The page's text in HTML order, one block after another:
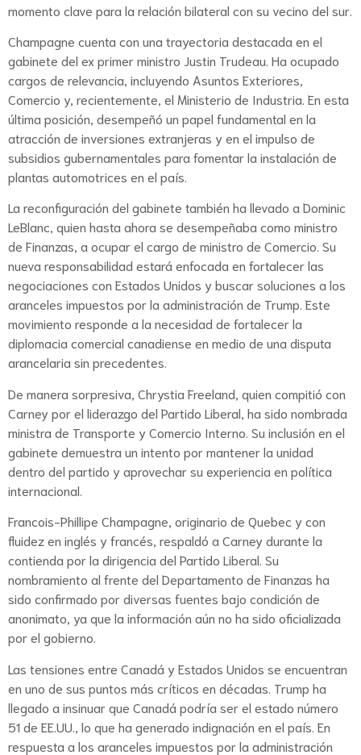
momento clave para la relación bilateral con su vecino del sur.
Champagne cuenta con una trayectoria destacada en el
gabinete del ex primer ministro Justin Trudeau. Ha ocupado
cargos de relevancia, incluyendo Asuntos Exteriores,
Comercio y, recientemente, el Ministerio de Industria. En esta
última posición, desempeñó un papel fundamental en la
atracción de inversiones extranjeras y en el impulso de
subsidios gubernamentales para fomentar la instalación de
plantas automotrices en el país.
La reconfiguración del gabinete también ha llevado a Dominic
LeBlanc, quien hasta ahora se desempeñaba como ministro
de Finanzas, a ocupar el cargo de ministro de Comercio. Su
nueva responsabilidad estará enfocada en fortalecer las
negociaciones con Estados Unidos y buscar soluciones a los
aranceles impuestos por la administración de Trump. Este
movimiento responde a la necesidad de fortalecer la
diplomacia comercial canadiense en medio de una disputa
arancelaria sin precedentes.
De manera sorpresiva, Chrystia Freeland, quien compitió con
Carney por el liderazgo del Partido Liberal, ha sido nombrada
ministra de Transporte y Comercio Interno. Su inclusión en el
gabinete demuestra un intento por mantener la unidad
dentro del partido y aprovechar su experiencia en política
internacional.
Francois-Phillipe Champagne, originario de Quebec y con
fluidez en inglés y francés, respaldó a Carney durante la
contienda por la dirigencia del Partido Liberal. Su
nombramiento al frente del Departamento de Finanzas ha
sido confirmado por diversas fuentes bajo condición de
anonimato, ya que la información aún no ha sido oficializada
por el gobierno.
Las tensiones entre Canadá y Estados Unidos se encuentran
en uno de sus puntos más críticos en décadas. Trump ha
llegado a insinuar que Canadá podría ser el estado número
51 de EE.UU., lo que ha generado indignación en el país. En
respuesta a los aranceles impuestos por la administración